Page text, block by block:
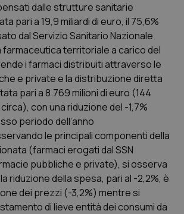
dalle strutture sanitarie
pari a 19,9 miliardi di euro, il 75,6%
dal Servizio Sanitario Nazionale
farmaceutica territoriale a carico del
i farmaci distribuiti attraverso le
e private e la distribuzione diretta
pari a 8.769 milioni di euro (144
con una riduzione del -1,7%
periodo dell’anno
le principali componenti della
(farmaci erogati dal SSN
pubbliche e private), si osserva
riduzione della spesa, pari al -2,2%, è
dei prezzi (-3,2%) mentre si
di lieve entità dei consumi da